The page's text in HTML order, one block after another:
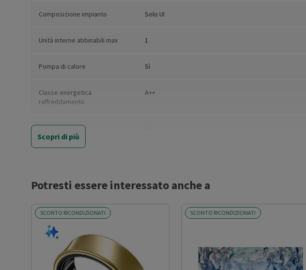
Composizione impianto Solo UI
Unità interne abbinabili max 1
Pompa di calore Sì
Classe energetica
raffreddamento
A++
Classe energetica
riscaldamento
P.design (kW)
Coefficiente SEER
Coefficiente SCOP
Scopri di più
Potresti essere interessato anche a
SCONTO RICONDIZIONATI SCONTO RICONDIZIONATI